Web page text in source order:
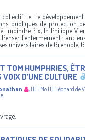
: « Le
publiques de protection
moindre ? », In Philippe
Penser l’enfermement :
universitaires de Grenoble,
TOM HUMPHRIES,
D’UNE CULTURE
, HELMo HE Léonard de